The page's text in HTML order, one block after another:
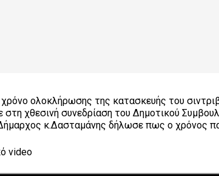
ολοκλήρωσης της κατασκευής του
στη χθεσινή συνεδρίαση του Δημοτικού
κ.Δασταμάνης δήλωσε πως ο χρόνος
video